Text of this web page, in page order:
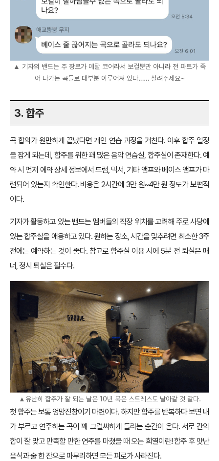
▲ 기자의 밴드는 주 장르가 메탈 코어라서 보컬뿐만 아니라 전 파트가 죽
어 나가는 곡들로 대부분 이루어져 있다…… 살려주세요~
3. 합주
곡 합의가 원만하게 끝났다면 개인 연습 과정을 거친다. 이후 합주 일정
을 잡게 되는데, 합주를 위한 꽤 많은 음악 연습실, 합주실이 존재한다. 예
약 시 먼저 에약 상세 정보에서 드럼, 믹서, 기타 앰프와 베이스 앰프가 마
련되어 있는지 확인한다. 비용은 2시간에 3만 원~4만 원 정도가 보편적
이다.
기자가 활동하고 있는 밴드는 멤버들의 직장 위치를 고려해 주로 사당에
있는 합주실을 애용하고 있다. 원하는 장소, 시간을 맞추려면 최소한 3주
전에는 예약하는 것이 좋다. 참고로 합주실 이용 시에 5분 전 퇴실은 매
너, 정시 퇴실은 필수다.
▲유난히 합주가 잘 되는 날은 10년 묵은 스트레스도 날아갈 것 같다.
첫 합주는 보통 엉망진창이기 마련이다. 하지만 합주를 반복하다 보면 내
가 부르고 연주하는 곡이 꽤 그럴싸하게 들리는 순간이 온다. 서로 간의
합이 잘 맞고 만족할 만한 연주를 마쳤을 때 오는 희열이란! 합주 후 맛난
음식과 술 한 잔으로 마무리하면 모든 피로가 사라진다.